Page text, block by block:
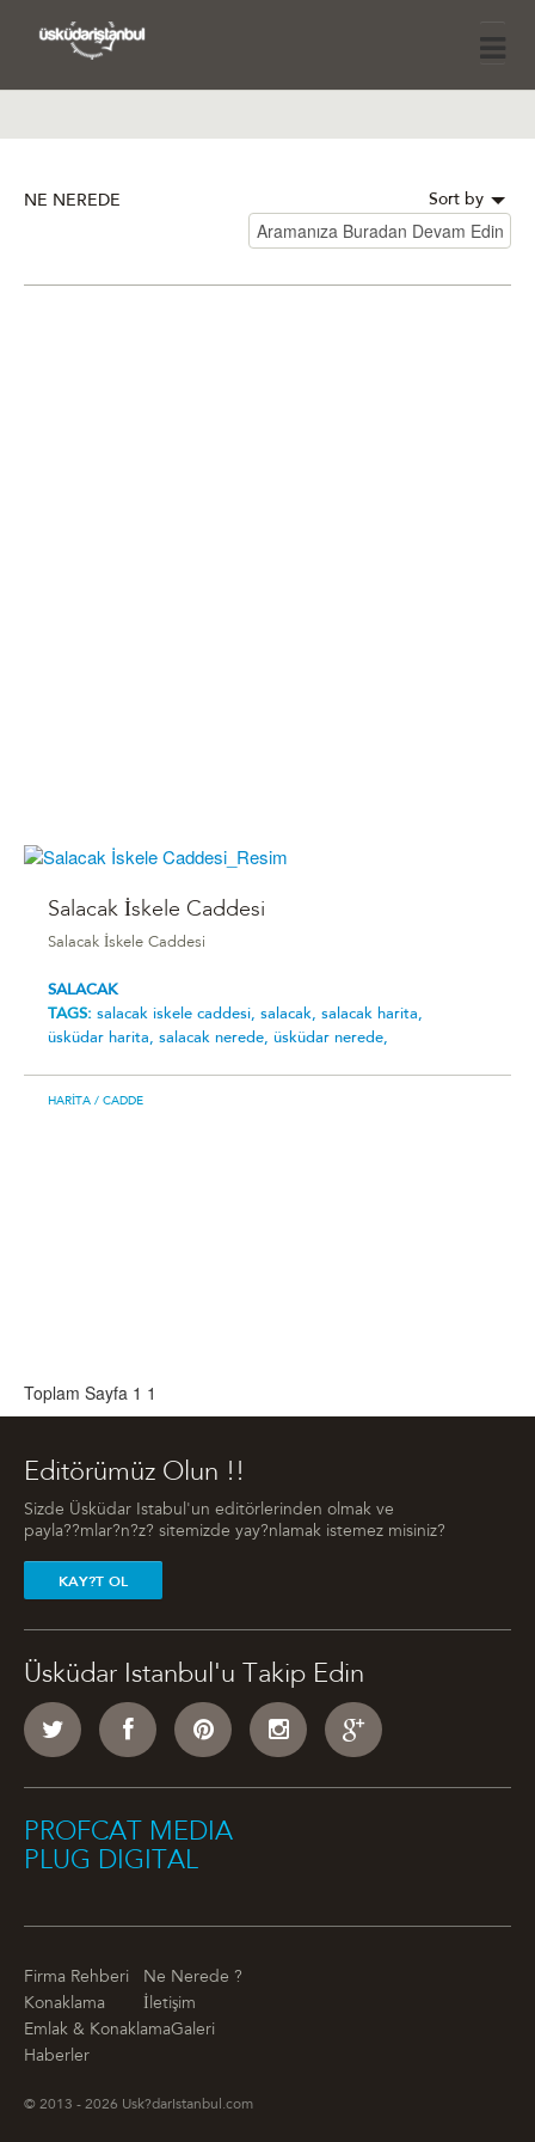
NE NEREDE Sort by
Salacak İskele Caddesi
Salacak İskele Caddesi
SALACAK
TAGS: salacak i̇skele caddesi, salacak, salacak harita,
üsküdar harita, salacak nerede, üsküdar nerede,
HARITA / CADDE
Toplam Sayfa 1 1
Editörümüz Olun !!
Sizde Üsküdar Istabul'un editörlerinden olmak ve
payla??mlar?n?z? sitemizde yay?nlamak istemez misiniz?
KAY?T OL
Üsküdar Istanbul'u Takip Edin
PROFCAT MEDIA
PLUG DIGITAL
Firma Rehberi
Ne Nerede ?
Konaklama
İletişim
Emlak & KonaklamaGaleri
Haberler
© 2013 - 2026 Usk?darIstanbul.com